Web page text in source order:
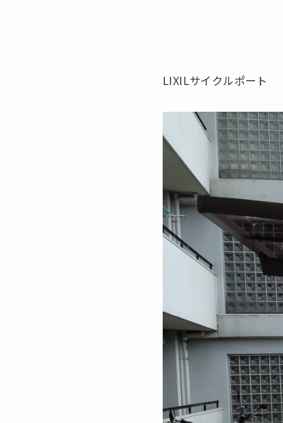
LIXILサイクルポート